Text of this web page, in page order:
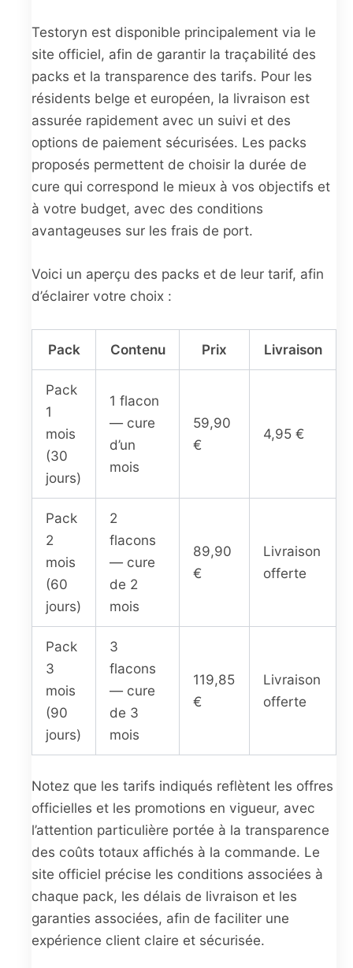
Testoryn est disponible principalement via le
site officiel, afin de garantir la traçabilité des
packs et la transparence des tarifs. Pour les
résidents belge et européen, la livraison est
assurée rapidement avec un suivi et des
options de paiement sécurisées. Les packs
proposés permettent de choisir la durée de
cure qui correspond le mieux à vos objectifs et
à votre budget, avec des conditions
avantageuses sur les frais de port.
Voici un aperçu des packs et de leur tarif, afin
d’éclairer votre choix :
Pack Contenu Prix Livraison
Pack
1
mois
(30
jours)
1 flacon
— cure
d’un
mois
59,90
€
4,95 €
Pack
2
mois
(60
jours)
2
flacons
— cure
de 2
mois
89,90
€
Livraison
offerte
Pack
3
mois
(90
jours)
3
flacons
— cure
de 3
mois
119,85
€
Livraison
offerte
Notez que les tarifs indiqués reflètent les offres
officielles et les promotions en vigueur, avec
l’attention particulière portée à la transparence
des coûts totaux affichés à la commande. Le
site officiel précise les conditions associées à
chaque pack, les délais de livraison et les
garanties associées, afin de faciliter une
expérience client claire et sécurisée.